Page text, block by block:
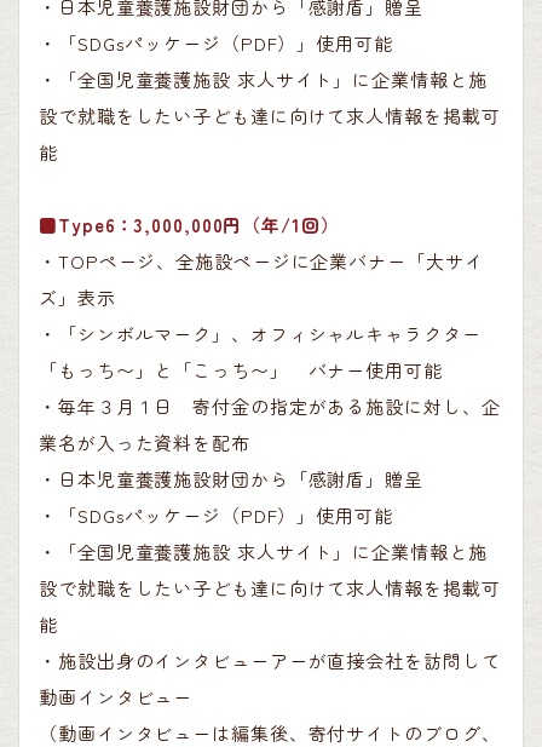
・日本児童養護施設財団から「感謝盾」贈呈
・「SDGsパッケージ（PDF）」使用可能
・「全国児童養護施設 求人サイト」に企業情報と施
設で就職をしたい子ども達に向けて求人情報を掲載可
能
■Type6：3,000,000円（年/1回）
・TOPページ、全施設ページに企業バナー「大サイ
ズ」表示
・「シンボルマーク」、オフィシャルキャラクター
「もっち〜」と「こっち〜」 バナー使用可能
・毎年３月１日 寄付金の指定がある施設に対し、企
業名が入った資料を配布
・日本児童養護施設財団から「感謝盾」贈呈
・「SDGsパッケージ（PDF）」使用可能
・「全国児童養護施設 求人サイト」に企業情報と施
設で就職をしたい子ども達に向けて求人情報を掲載可
能
・施設出身のインタビューアーが直接会社を訪問して
動画インタビュー
（動画インタビューは編集後、寄付サイトのブログ、